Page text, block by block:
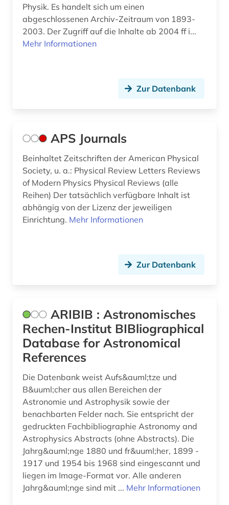
laser (3)
lehrmittel (1)
lernprogramm (2)
lexikon (1)
lichttechnik (1)
lithografie (1)
magnetismus (1)
management (1)
marine biogeochmie (1)
marine geosysteme (1)
maritime meteorologie (1)
markenregister (1)
maschinelles sehen (1)
maschinenbau (5)
Physik. Es handelt sich um einen
abgeschlossenen Archiv-Zeitraum von 1893-
2003. Der Zugriff auf die Inhalte ab 2004 ff i...
Mehr Informationen
Zur Datenbank
APS Journals
Beinhaltet Zeitschriften der American Physical
Society, u. a.: Physical Review Letters Reviews
of Modern Physics Physical Reviews (alle
Reihen) Der tatsächlich verfügbare Inhalt ist
abhängig von der Lizenz der jeweiligen
Einrichtung. Mehr Informationen
Zur Datenbank
ARIBIB : Astronomisches
Rechen-Institut BIBliographical
Database for Astronomical
References
Die Datenbank weist Aufs&auml;tze und
B&uuml;cher aus allen Bereichen der
Astronomie und Astrophysik sowie der
benachbarten Felder nach. Sie entspricht der
gedruckten Fachbibliographie Astronomy and
Astrophysics Abstracts (ohne Abstracts). Die
Jahrg&auml;nge 1880 und fr&uuml;her, 1899 -
1917 und 1954 bis 1968 sind eingescannt und
liegen im Image-Format vor. Alle anderen
Jahrg&auml;nge sind mit ... Mehr Informationen